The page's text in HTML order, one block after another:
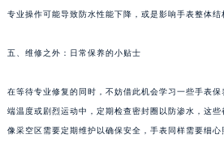
专业操作可能导致防水性能下降，或是影响手表整体结
五、维修之外：日常保养的小贴士
在等待专业修复的同时，不妨借此机会学习一些手表
端温度或剧烈运动中，定期检查密封圈以防渗水，这
像采空区需要定期维护以确保安全，手表同样需要细心